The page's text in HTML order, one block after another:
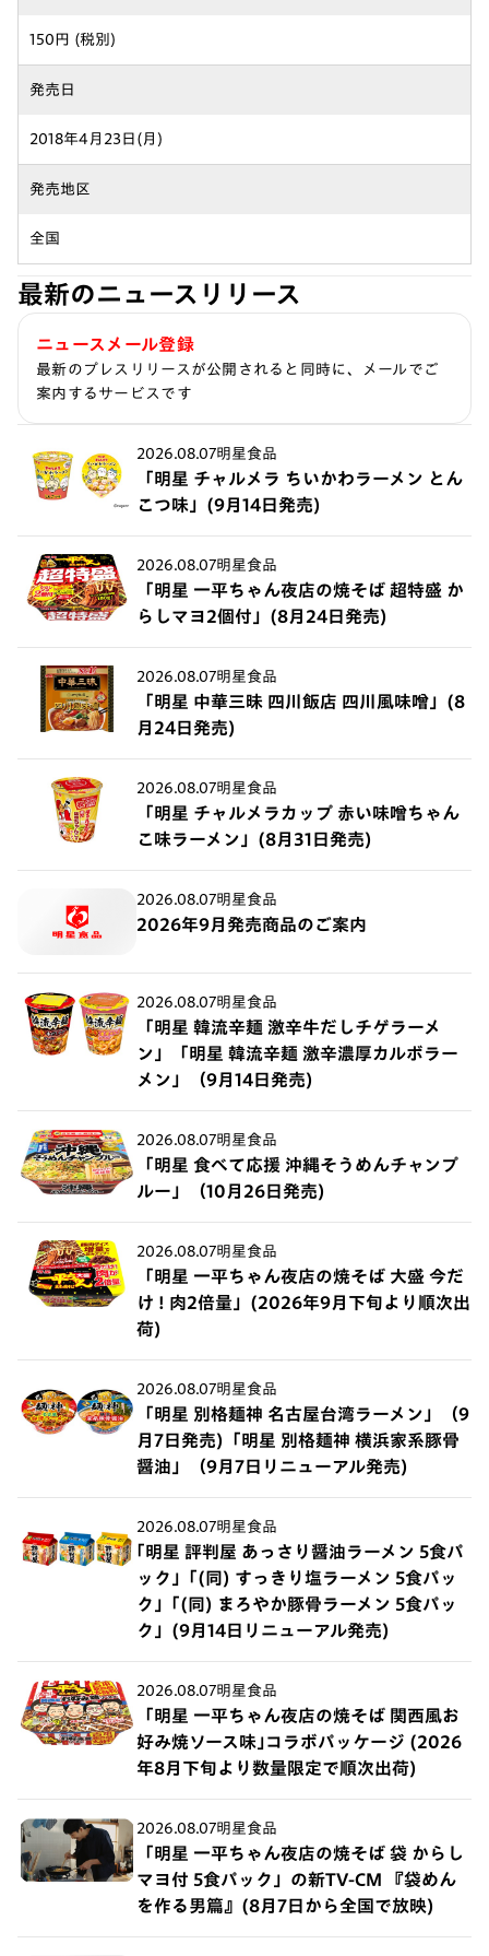
150円 (税別)
発売日
2018年4月23日(月)
発売地区
全国
最新のニュースリリース
ニュースメール登録
最新のプレスリリースが公開されると同時に、メールでご
案内するサービスです
2026.08.07明星食品
「明星 チャルメラ ちいかわラーメン とん
こつ味」(9月14日発売)
2026.08.07明星食品
「明星 一平ちゃん夜店の焼そば 超特盛 か
らしマヨ2個付」(8月24日発売)
2026.08.07明星食品
「明星 中華三昧 四川飯店 四川風味噌」(8
月24日発売)
2026.08.07明星食品
「明星 チャルメラカップ 赤い味噌ちゃん
こ味ラーメン」(8月31日発売)
2026.08.07明星食品
2026年9月発売商品のご案内
2026.08.07明星食品
「明星 韓流辛麺 激辛牛だしチゲラーメ
ン」「明星 韓流辛麺 激辛濃厚カルボラー
メン」（9月14日発売)
2026.08.07明星食品
「明星 食べて応援 沖縄そうめんチャンプ
ルー」（10月26日発売)
2026.08.07明星食品
「明星 一平ちゃん夜店の焼そば 大盛 今だ
け ! 肉2倍量」(2026年9月下旬より順次出
荷)
2026.08.07明星食品
「明星 別格麺神 名古屋台湾ラーメン」（9
月7日発売)「明星 別格麺神 横浜家系豚骨
醤油」（9月7日リニューアル発売)
2026.08.07明星食品
｢明星 評判屋 あっさり醤油ラーメン 5食パ
ック」｢(同) すっきり塩ラーメン 5食パッ
ク」｢(同) まろやか豚骨ラーメン 5食パッ
ク」(9月14日リニューアル発売)
2026.08.07明星食品
「明星 一平ちゃん夜店の焼そば 関西風お
好み焼ソース味｣コラボパッケージ (2026
年8月下旬より数量限定で順次出荷)
2026.08.07明星食品
「明星 一平ちゃん夜店の焼そば 袋 からし
マヨ付 5食パック」の新TV-CM 『袋めん
を作る男篇』(8月7日から全国で放映)